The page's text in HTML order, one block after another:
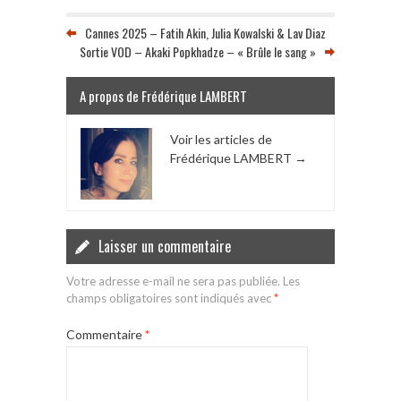
Cannes 2025 – Fatih Akin, Julia Kowalski & Lav Diaz
Sortie VOD – Akaki Popkhadze – « Brûle le sang »
A propos de Frédérique LAMBERT
Voir les articles de
Frédérique LAMBERT →
Laisser un commentaire
Votre adresse e-mail ne sera pas publiée. Les
champs obligatoires sont indiqués avec*
Commentaire*